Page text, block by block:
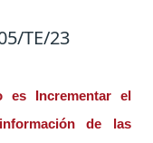
TE/23
es Incrementar el
de las